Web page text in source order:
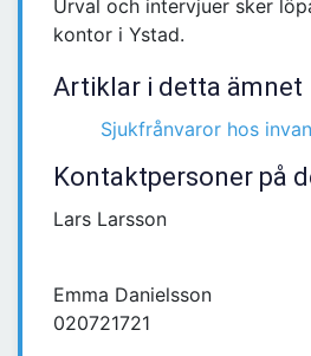
Urval och intervjuer sker
kontor i Ystad.
Artiklar i detta ämnet
Sjukfrånvaror hos
Kontaktpersoner på
Lars Larsson
Emma Danielsson
020721721